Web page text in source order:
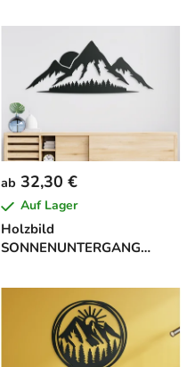
Holzbild
SONNENUNTERGANG
ab 32,30 €
Auf Lager